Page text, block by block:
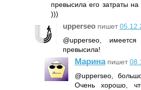
превысила его затраты
)))
upperseo пишет
@upperseo, имеется
превысила!
Маринапишет
@upperseo,
Очень хорошо,